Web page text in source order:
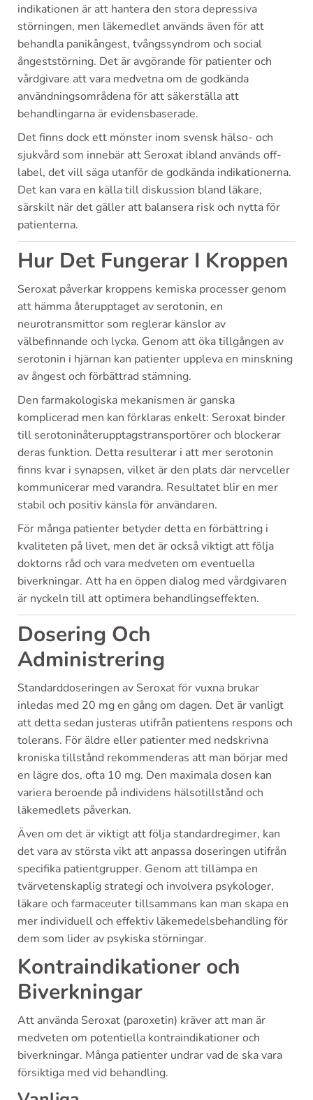
indikationen är att hantera den stora depressiva
störningen, men läkemedlet används även för att
behandla panikångest, tvångssyndrom och social
ångeststörning. Det är avgörande för patienter och
vårdgivare att vara medvetna om de godkända
användningsområdena för att säkerställa att
behandlingarna är evidensbaserade.
Det finns dock ett mönster inom svensk hälso- och
sjukvård som innebär att Seroxat ibland används off-
label, det vill säga utanför de godkända indikationerna.
Det kan vara en källa till diskussion bland läkare,
särskilt när det gäller att balansera risk och nytta för
patienterna.
Hur Det Fungerar I Kroppen
Seroxat påverkar kroppens kemiska processer genom
att hämma återupptaget av serotonin, en
neurotransmittor som reglerar känslor av
välbefinnande och lycka. Genom att öka tillgången av
serotonin i hjärnan kan patienter uppleva en minskning
av ångest och förbättrad stämning.
Den farmakologiska mekanismen är ganska
komplicerad men kan förklaras enkelt: Seroxat binder
till serotoninåterupptagstransportörer och blockerar
deras funktion. Detta resulterar i att mer serotonin
finns kvar i synapsen, vilket är den plats där nervceller
kommunicerar med varandra. Resultatet blir en mer
stabil och positiv känsla för användaren.
För många patienter betyder detta en förbättring i
kvaliteten på livet, men det är också viktigt att följa
doktorns råd och vara medveten om eventuella
biverkningar. Att ha en öppen dialog med vårdgivaren
är nyckeln till att optimera behandlingseffekten.
Dosering Och
Administrering
Standarddoseringen av Seroxat för vuxna brukar
inledas med 20 mg en gång om dagen. Det är vanligt
att detta sedan justeras utifrån patientens respons och
tolerans. För äldre eller patienter med nedskrivna
kroniska tillstånd rekommenderas att man börjar med
en lägre dos, ofta 10 mg. Den maximala dosen kan
variera beroende på individens hälsotillstånd och
läkemedlets påverkan.
Även om det är viktigt att följa standardregimer, kan
det vara av största vikt att anpassa doseringen utifrån
specifika patientgrupper. Genom att tillämpa en
tvärvetenskaplig strategi och involvera psykologer,
läkare och farmaceuter tillsammans kan man skapa en
mer individuell och effektiv läkemedelsbehandling för
dem som lider av psykiska störningar.
Kontraindikationer och
Biverkningar
Att använda Seroxat (paroxetin) kräver att man är
medveten om potentiella kontraindikationer och
biverkningar. Många patienter undrar vad de ska vara
försiktiga med vid behandling.